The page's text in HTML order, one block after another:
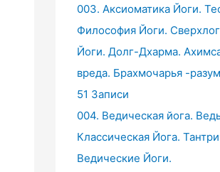
003. Аксиоматика Йоги.
Философия Йоги.
Йоги. Долг-Дхарма.
вреда. Брахмочарья -
51 Записи
004. Ведическая йога.
Классическая Йога.
Ведические Йоги.